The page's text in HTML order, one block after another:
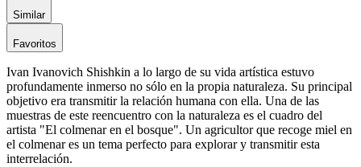
Similar
Favoritos
Ivan Ivanovich Shishkin a lo largo de su vida artística estuvo
profundamente inmerso no sólo en la propia naturaleza. Su principal
objetivo era transmitir la relación humana con ella. Una de las
muestras de este reencuentro con la naturaleza es el cuadro del
artista "El colmenar en el bosque". Un agricultor que recoge miel en
el colmenar es un tema perfecto para explorar y transmitir esta
interrelación.